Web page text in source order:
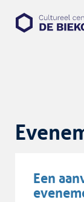
CC
Een